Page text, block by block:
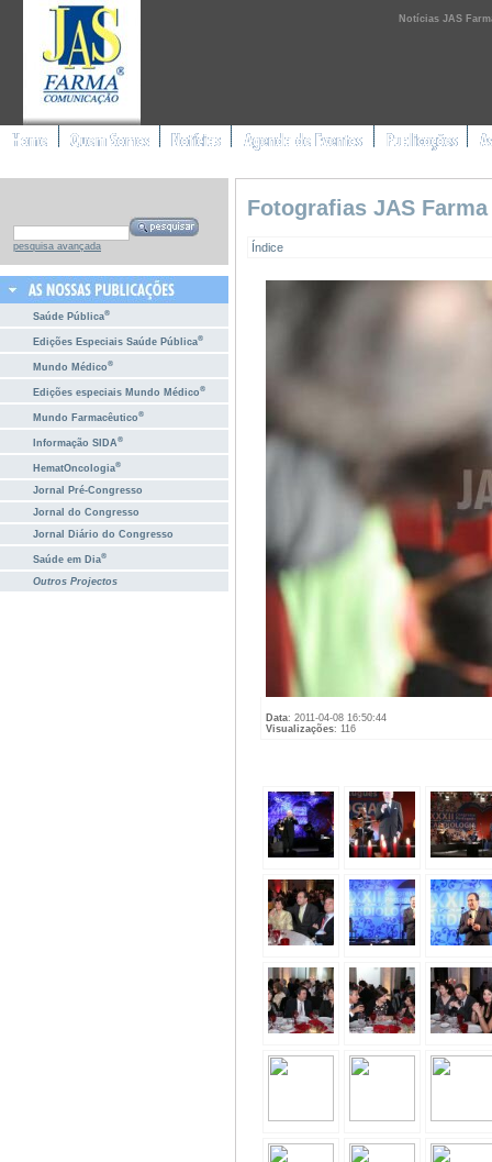
Notícias JAS
pesquisa avançada
Saúde Pública®
Edições Especiais Saúde Pública®
Mundo Médico®
Edições especiais Mundo Médico®
Mundo Farmacêutico®
Informação SIDA®
HematOncologia®
Jornal Pré-Congresso
Jornal do Congresso
Jornal Diário do Congresso
Saúde em Dia®
Outros Projectos
Fotografias JAS
Índice
Data: 2011-04-08 16:50:44
Visualizações: 116